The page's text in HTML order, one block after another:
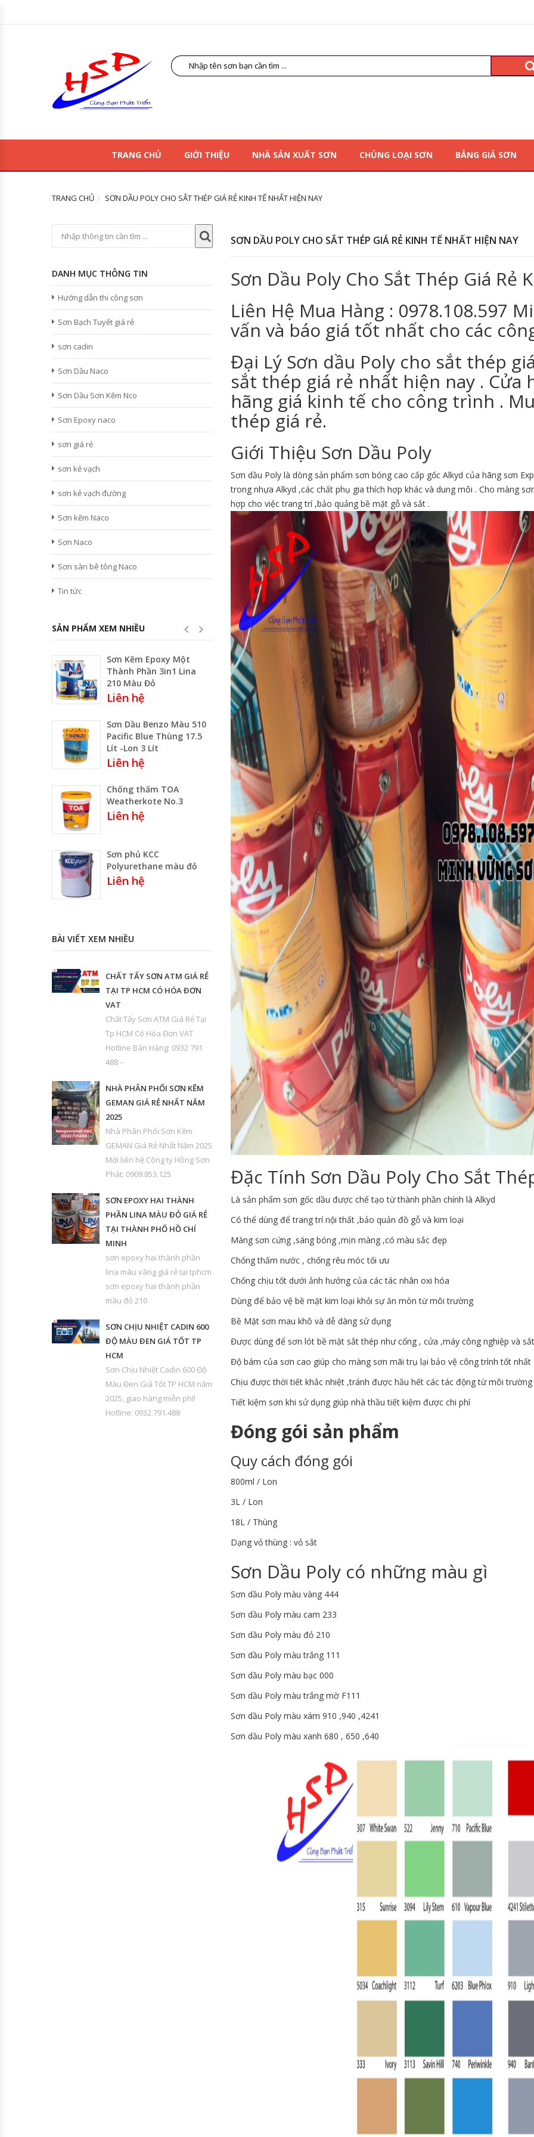
TRANG CHỦ GIỚI THIỆU NHÀ SẢN XUẤT SƠN CHỦNG LOẠI SƠN BẢNG GIÁ SƠN
TRANG CHỦ SƠN DẦU POLY CHO SẮT THÉP GIÁ RẺ KINH TẾ NHẤT HIỆN NAY
SƠN DẦU POLY CHO SẮT THÉP GIÁ RẺ KINH TẾ NHẤT HIỆN NAY
Sơn Dầu Poly Cho Sắt Thép Giá Rẻ
Liên Hệ Mua Hàng : 0978.108.597
vấn và báo giá tốt nhất cho các
Đại Lý Sơn dầu Poly cho sắt thép
sắt thép giá rẻ nhất hiện nay . Cửa
hãng giá kinh tế cho công trình .
thép giá rẻ.
Giới Thiệu Sơn Dầu Poly
Sơn dầu Poly là dòng sản phẩm sơn bóng cao cấp gốc Alkyd của hãng sơn
trong nhựa Alkyd ,các chất phụ gia thích hợp khác và dung môi . Cho màng
hợp cho việc trang trí ,bảo quảng bề mặt gỗ và sắt .
Đặc Tính Sơn Dầu Poly Cho Sắt
Là sản phẩm sơn gốc dầu được chế tạo từ thành phần chính là Alkyd
Có thể dùng để trang trí nội thất ,bảo quản đồ gỗ và kim loại
Màng sơn cứng ,sáng bóng ,mịn màng ,có màu sắc đẹp
Chống thấm nước , chống rêu móc tối ưu
Chống chịu tốt dưới ảnh hưởng của các tác nhân oxi hóa
Dùng để bảo vệ bề mặt kim loại khỏi sự ăn mòn từ môi trường
Bề Mặt sơn mau khô và dễ dàng sử dụng
Được dùng để sơn lót bề mặt sắt thép như cổng , cửa ,máy công nghiệp và
Độ bám của sơn cao giúp cho màng sơn mãi trụ lại bảo vệ công trình tốt nhất
Chịu được thời tiết khắc nhiệt ,tránh được hầu hết các tác động từ môi trường
Tiết kiệm sơn khi sử dụng giúp nhà thầu tiết kiệm được chi phí
Đóng gói sản phẩm
Quy cách đóng gói
800ml / Lon
3L / Lon
18L / Thùng
Dạng vỏ thùng : vỏ sắt
Sơn Dầu Poly có những màu gì
Sơn dầu Poly màu vàng 444
Sơn dầu Poly màu cam 233
Sơn dầu Poly màu đỏ 210
Sơn dầu Poly màu trắng 111
Sơn dầu Poly màu bạc 000
Sơn dầu Poly màu trắng mờ F111
Sơn dầu Poly màu xám 910 ,940 ,4241
Sơn dầu Poly màu xanh 680 , 650 ,640
DANH MỤC THÔNG TIN
Hướng dẫn thi công sơn
Sơn Bạch Tuyết giá rẻ
sơn cadin
Sơn Dầu Naco
Sơn Dầu Sơn Kẽm Nco
Sơn Epoxy naco
sơn giá rẻ
sơn kẻ vạch
sơn kẻ vạch đường
Sơn kẽm Naco
Sơn Naco
Sơn sàn bê tông Naco
Tin tức
SẢN PHẨM XEM NHIỀU
Sơn Kẽm Epoxy Một
Thành Phần 3in1 Lina
210 Màu Đỏ
Liên hệ
Sơn Dầu Benzo Màu 510
Pacific Blue Thùng 17.5
Lít -Lon 3 Lít
Liên hệ
Chống thấm TOA
Weatherkote No.3
Liên hệ
Sơn phủ KCC
Polyurethane màu đỏ
Liên hệ
BÀI VIẾT XEM NHIỀU
CHẤT TẨY SƠN ATM GIÁ RẺ
TẠI TP HCM CÓ HÓA ĐƠN
VAT
Chất Tẩy Sơn ATM Giá Rẻ Tại
Tp HCM Có Hóa Đơn VAT
Hotline Bán Hàng: 0932 791
488 –
NHÀ PHÂN PHỐI SƠN KẼM
GEMAN GIÁ RẺ NHẤT NĂM
2025
Nhà Phân Phối Sơn Kẽm
GEMAN Giá Rẻ Nhất Năm 2025
Mời liên hệ Công ty Hồng Sơn
Phát: 0909.853.125
SƠN EPOXY HAI THÀNH
PHẦN LINA MÀU ĐỎ GIÁ RẺ
TẠI THÀNH PHỐ HỒ CHÍ
MINH
sơn epoxy hai thành phần
lina màu vàng giá rẻ tại tphcm
sơn epoxy hai thành phần
màu đỏ 210
SƠN CHỊU NHIỆT CADIN 600
ĐỘ MÀU ĐEN GIÁ TỐT TP
HCM
Sơn Chịu Nhiệt Cadin 600 Độ
Màu Đen Giá Tốt TP HCM năm
2025, giao hàng miễn phí!
Hotline: 0932.791.488